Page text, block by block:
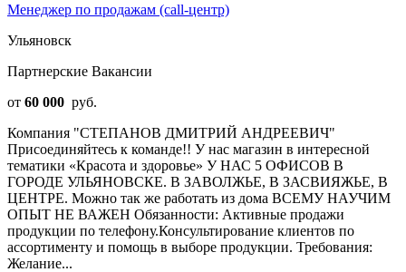
Менеджер по продажам (call-центр)
Ульяновск
Партнерские Вакансии
от 60 000 руб.
Компания "СТЕПАНОВ ДМИТРИЙ АНДРЕЕВИЧ"
Присоединяйтесь к команде!! У нас магазин в интересной
тематики «Красота и здоровье» У НАС 5 ОФИСОВ В
ГОРОДЕ УЛЬЯНОВСКЕ. В ЗАВОЛЖЬЕ, В ЗАСВИЯЖЬЕ, В
ЦЕНТРЕ. Можно так же работать из дома ВСЕМУ НАУЧИМ
ОПЫТ НЕ ВАЖЕН Обязанности: Активные продажи
продукции по телефону.Консультирование клиентов по
ассортименту и помощь в выборе продукции. Требования:
Желание...